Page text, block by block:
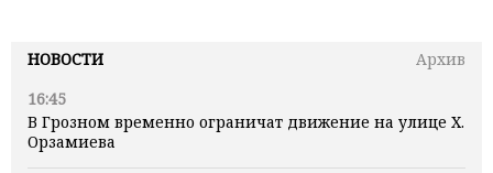
НОВОСТИ
Архив
16:45
В Грозном временно ограничат движение на улице Х.
Орзамиева